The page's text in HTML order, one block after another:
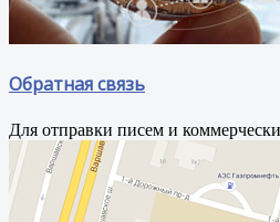
Обратная связь
Для отправки писем и